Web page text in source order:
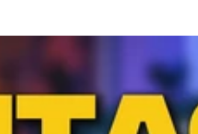
fichiers (PDF, Word, Excel) Correction et